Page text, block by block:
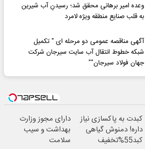
وعده امیر برهانی محقق شد؛ رسیدنِ آب شیرین
به قلب صنایع منطقه ویژه لامرد
آگهی مناقصه عمومی دو مرحله ای " تکمیل
شبکه خطوط انتقال آب سایت سیرجان شرکت
جهان فولاد سیرجان""
کبدت به پاکسازی نیاز
داره! دمنوش گیاهی
کبد55%تخفیف
دارای مجوز وزارت
بهداشت و سیب
سلامت